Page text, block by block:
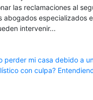
las reclamaciones al
abogados especializados
intervenir...